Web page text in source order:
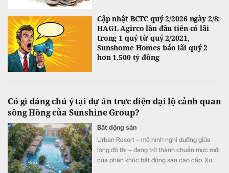
Cập nhật BCTC quý 2/2026 ngày 2/8:
HAGL Agirco lần đầu tiên có lãi
trong 1 quý từ quý 2/2021,
Sunshome Homes báo lãi quý 2
hơn 1.500 tỷ đồng
Có gì đáng chú ý tại dự án trực diện đại lộ cảnh quan
sông Hồng của Sunshine Group?
Bất động sản
Urban Resort – mô hình nghỉ dưỡng giữa
lòng đô thị – đang trở thành chuẩn mực mới
của phân khúc bất động sản cao cấp. Xu